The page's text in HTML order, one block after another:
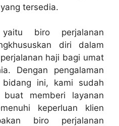
tersedia.
biro perjalanan
diri dalam
haji bagi umat
Dengan pengalaman
ini, kami sudah
buat memberi layanan
keperluan klien
biro perjalanan